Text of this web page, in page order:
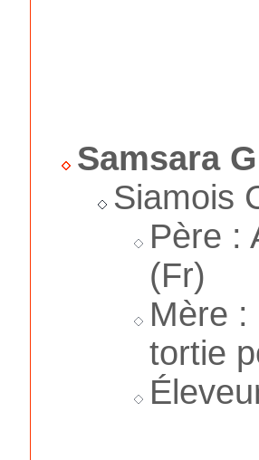
Samsara
Siamois
Père :
(Fr)
Mère :
tortie